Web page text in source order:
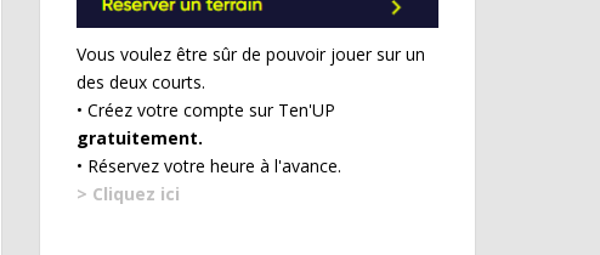
Vous voulez être sûr de pouvoir jouer sur un
des deux courts.
• Créez votre compte sur Ten'UP
gratuitement.
• Réservez votre heure à l'avance.
> Cliquez ici